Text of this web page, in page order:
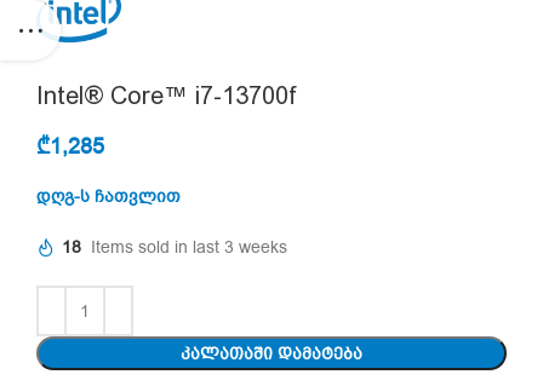
Intel® Core™ i7-13700f
₾1,285
დღგ-ს ჩათვლით
18 Items sold in last 3 weeks
ᲙᲐᲚᲐᲗᲐᲨᲘ ᲓᲐᲛᲐᲢᲔᲑᲐ